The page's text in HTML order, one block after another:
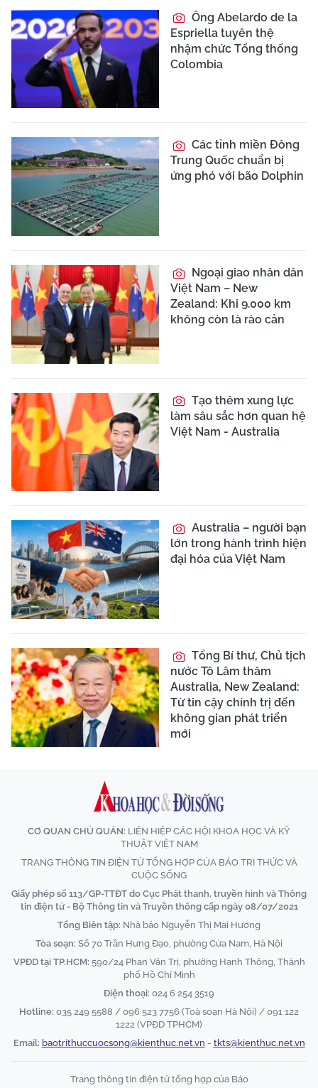
Ông Abelardo de la
Espriella tuyên thệ
nhậm chức Tổng thống
Colombia
Các tỉnh miền Đông
Trung Quốc chuẩn bị
ứng phó với bão Dolphin
Ngoại giao nhân dân
Việt Nam – New
Zealand: Khi 9.000 km
không còn là rào cản
Tạo thêm xung lực
làm sâu sắc hơn quan hệ
Việt Nam - Australia
Australia – người bạn
lớn trong hành trình hiện
đại hóa của Việt Nam
Tổng Bí thư, Chủ tịch
nước Tô Lâm thăm
Australia, New Zealand:
Từ tin cậy chính trị đến
không gian phát triển
mới
CƠ QUAN CHỦ QUẢN: LIÊN HIỆP CÁC HỘI KHOA HỌC VÀ KỸ
THUẬT VIỆT NAM
TRANG THÔNG TIN ĐIỆN TỬ TỔNG HỢP CỦA BÁO TRI THỨC VÀ
CUỘC SỐNG
Giấy phép số 113/GP-TTĐT do Cục Phát thanh, truyền hình và Thông
tin điện tử - Bộ Thông tin và Truyền thông cấp ngày 08/07/2021
Tổng Biên tập: Nhà báo Nguyễn Thị Mai Hương
Tòa soạn: Số 70 Trần Hưng Đạo, phường Cửa Nam, Hà Nội
VPĐD tại TP.HCM: 590/24 Phan Văn Trị, phường Hạnh Thông, Thành
phố Hồ Chí Minh
Điện thoại: 024 6 254 3519
Hotline: 035 249 5588 / 096 523 7756 (Toà soạn Hà Nội) / 091 122
1222 (VPĐD TPHCM)
Email: baotrithuccuocsong@kienthuc.net.vn - tkts@kienthuc.net.vn
Trang thông tin điện tử tổng hợp của Báo